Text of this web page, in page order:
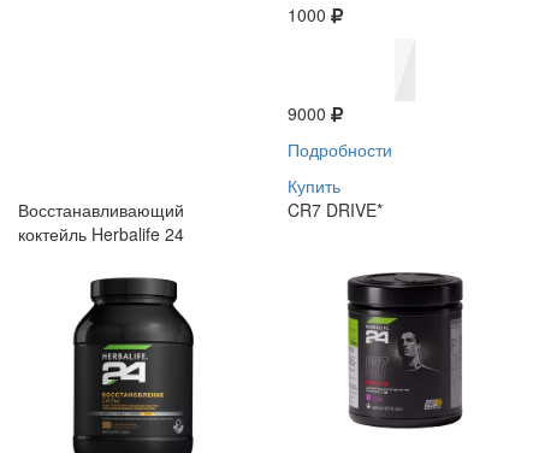
1000
9000
Подробности
Купить
Восстанавливающий
коктейль Herbalife 24
CR7 DRIVE*